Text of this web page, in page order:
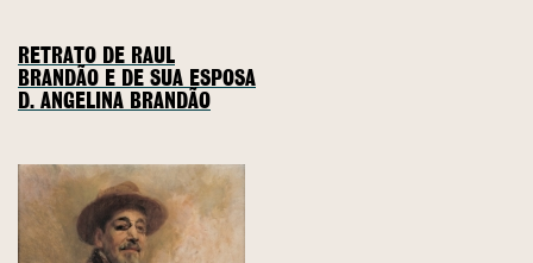
RETRATO DE RAUL
BRANDÃO E DE SUA ESPOSA
D. ANGELINA BRANDÃO